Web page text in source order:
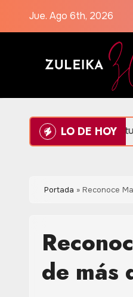
Jue. Ago 6th, 2026
LO DE HOY
actualización del
Portada » Reconoce
de más